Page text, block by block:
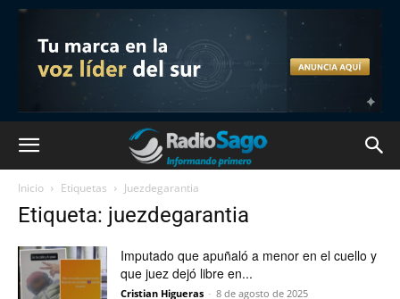
Inicio Etiquetas Juezdegarantia
Etiqueta: juezdegarantia
Imputado que apuñaló a menor en el cuello y
que juez dejó libre en...
Cristian Higueras - 8 de agosto de 2025